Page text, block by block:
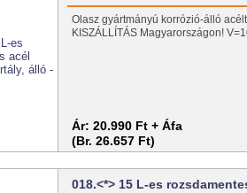
Olasz gyártmányú korrózió-álló
KISZÁLLÍTÁS Magyarországon!
Ár: 20.990 Ft + Áfa
(Br. 26.657 Ft)
018.<*> 15 L-es